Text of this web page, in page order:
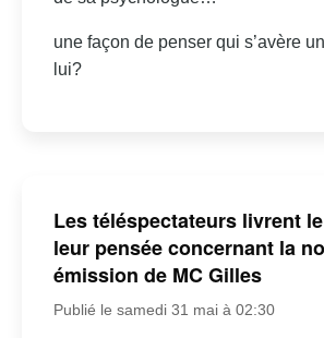
une façon de penser qui s’avère
lui?
Les téléspectateurs livrent
leur pensée concernant la
émission de MC Gilles
Publié le samedi 31 mai à 02:30